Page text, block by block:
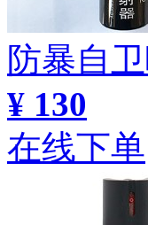
防暴自
¥ 130
在线下单